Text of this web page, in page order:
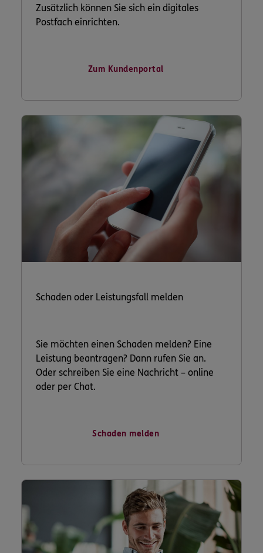
Zusätzlich können Sie sich ein digitales
Postfach einrichten.
Zum Kundenportal
Schaden oder Leistungsfall melden
Sie möchten einen Schaden melden? Eine
Leistung beantragen? Dann rufen Sie an.
Oder schreiben Sie eine Nachricht – online
oder per Chat.
Schaden melden